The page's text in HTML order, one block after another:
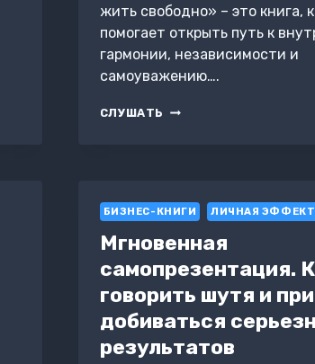
жить свободно» – это книга,
помогает открыть путь к
гармонии, независимости и
самоуважению….
СЛУШАТЬ СЕКРЕТЫ
ЖИТЬ
БИЗНЕС-КНИГИ ЛИЧНАЯ
Мгновенная
самопрезентация.
говорить шутя и
добиваться
результатов